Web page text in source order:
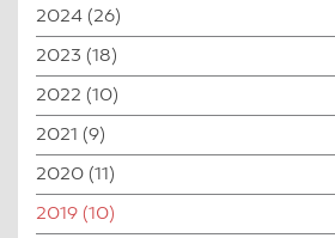
2024 (26)
2023 (18)
2022 (10)
2021 (9)
2020 (11)
2019 (10)